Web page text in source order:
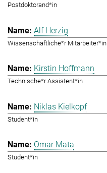
Postdoktorand*in
Alf Herzig
Wissenschaftliche*r Mitarbeiter*in
Kirstin Hoffmann
Technische*r Assistent*in
Niklas Kielkopf
Student*in
Omar Mata
Student*in